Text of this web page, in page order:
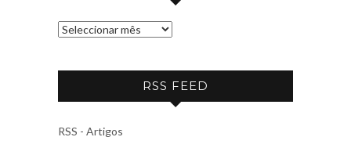
A
C
V
RSS FEED
RSS - Artigos